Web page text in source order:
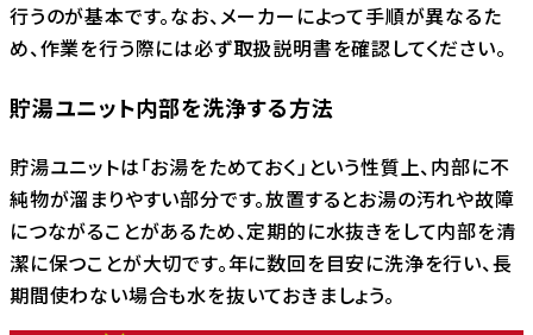
行うのが基本です。なお、メーカーによって手順が異なるた
め、作業を行う際には必ず取扱説明書を確認してください。
貯湯ユニット内部を洗浄する方法
貯湯ユニットは「お湯をためておく」という性質上、内部に不
純物が溜まりやすい部分です。放置するとお湯の汚れや故障
につながることがあるため、定期的に水抜きをして内部を清
潔に保つことが大切です。年に数回を目安に洗浄を行い、長
期間使わない場合も水を抜いておきましょう。